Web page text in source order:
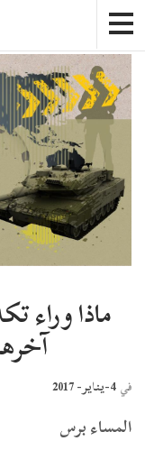
ماذا وراء
آخرها بـ21
في 4-يناير- 2017
المساء برس